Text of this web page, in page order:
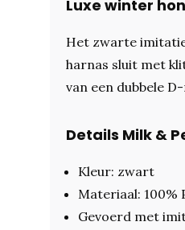
Luxe winter
Het zwarte
harnas sluit met
van een dubbele
Details Milk &
Kleur: zwart
Materiaal: 100%
Gevoerd met